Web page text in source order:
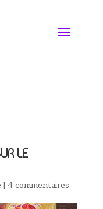
LE
4 commentaires